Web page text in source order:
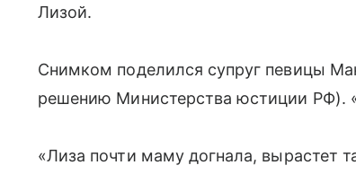
Лизой.
Снимком поделился супруг певицы
решению Министерства юстиции РФ).
«Лиза почти маму догнала, вырастет